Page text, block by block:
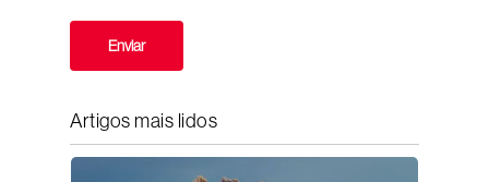
Artigos mais lidos